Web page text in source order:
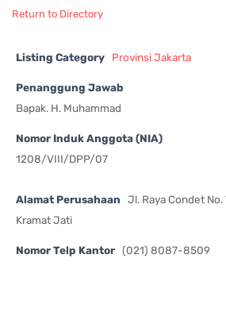
Return to Directory
Listing Category Provinsi Jakarta
Penanggung Jawab
Bapak. H. Muhammad
Nomor Induk Anggota (NIA)
1208/VIII/DPP/07
Alamat Perusahaan
Jl. Raya Condet
Kramat Jati
Nomor Telp Kantor (021) 8087-8509